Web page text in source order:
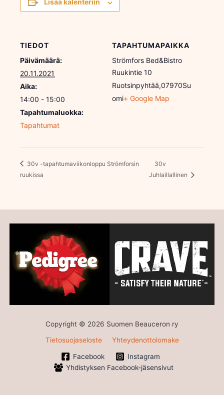
Lisää kalenteriin
TIEDOT
Päivämäärä:
20.11.2021
Aika:
14:00 - 15:00
Tapahtumaluokka:
Tapahtumat
TAPAHTUMAPAIKKA
Strömfors Bed&Bistro
Ruukintie 10
Ruotsinpyhtää,07970Su
omi+ Google Map
30v -tapahtumaviikonloppu Strömforsin
ruukissa
30v
Juhlaillallinen
Copyright © 2026 Suomen Beauceron ry
Tietosuojaseloste
Yhteydenottolomake
Facebook
Instagram
Yhdistyksen Facebook-jäsensivut